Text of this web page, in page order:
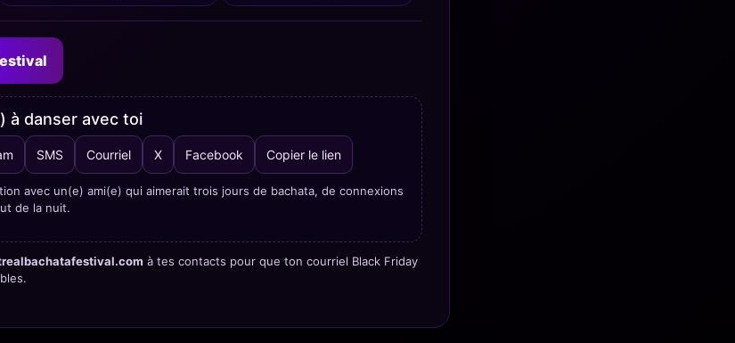
à danser avec toi
SMS Courriel X Facebook Copier le lien
avec un(e) ami(e) qui aimerait trois jours de bachata, de connexions
de la nuit.
à tes contacts pour que ton courriel Black Friday